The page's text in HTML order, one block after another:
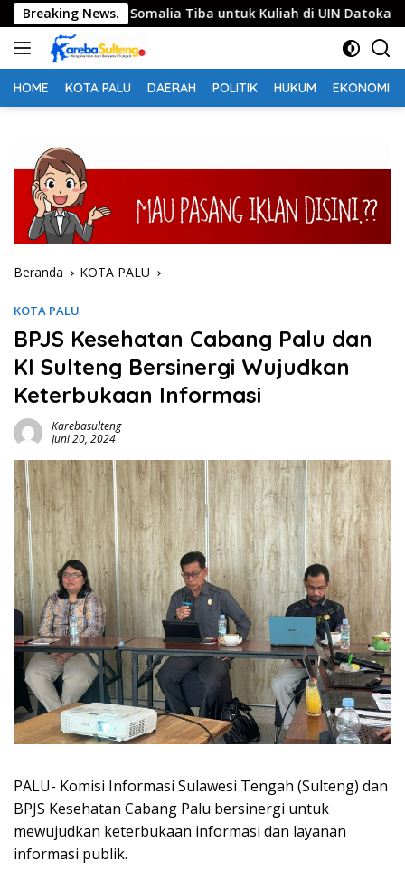
Langsung
ke
konten
Breaking News.Somalia Tiba untuk Kuliah di UIN Datokarama
HOME KOTA PALU DAERAH POLITIK HUKUM EKONOMI
Beranda KOTA PALU
KOTA PALU
BPJS Kesehatan Cabang Palu dan
KI Sulteng Bersinergi Wujudkan
Keterbukaan Informasi
Karebasulteng
Juni 20, 2024
PALU- Komisi Informasi Sulawesi Tengah (Sulteng) dan
BPJS Kesehatan Cabang Palu bersinergi untuk
mewujudkan keterbukaan informasi dan layanan
informasi publik.